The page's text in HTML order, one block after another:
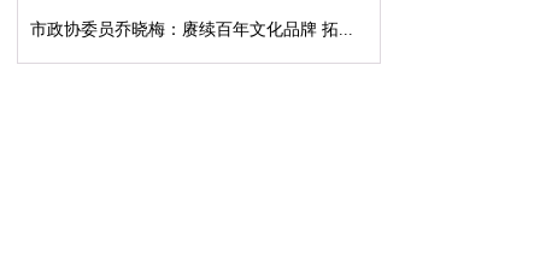
市政协委员乔晓梅：赓续百年文化品牌 拓...